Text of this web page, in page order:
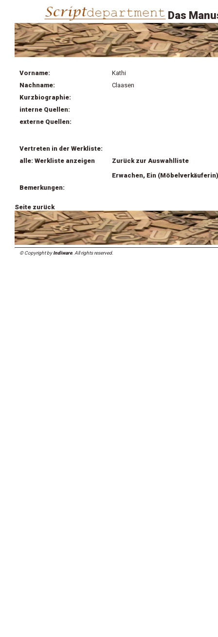
Das
Vorname:
Kathi
Nachname:
Claasen
Kurzbiographie:
interne Quellen:
externe Quellen:
Vertreten in der Werkliste:
alle: Werkliste anzeigen
Zurück zur Auswahlliste
Erwachen, Ein (Möbelverkäuferin)
Bemerkungen:
Seite zurück
© Copyright byIndiware. All rights reserved.